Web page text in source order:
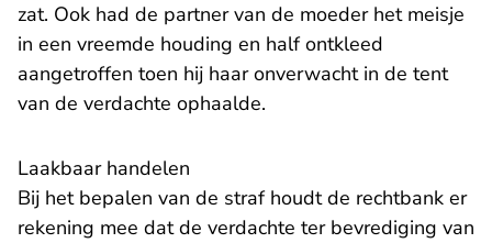
zat. Ook had de partner van de moeder het meisje
in een vreemde houding en half ontkleed
aangetroffen toen hij haar onverwacht in de tent
van de verdachte ophaalde.
Laakbaar handelen
Bij het bepalen van de straf houdt de rechtbank er
rekening mee dat de verdachte ter bevrediging van